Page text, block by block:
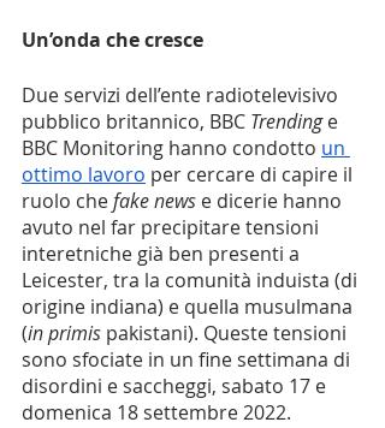
Un’onda che cresce
Due servizi dell’ente radiotelevisivo
pubblico britannico, BBC Trending e
BBC Monitoring hanno condotto un
ottimo lavoro per cercare di capire il
ruolo che fake news e dicerie hanno
avuto nel far precipitare tensioni
interetniche già ben presenti a
Leicester, tra la comunità induista (di
origine indiana) e quella musulmana
(in primis pakistani). Queste tensioni
sono sfociate in un fine settimana di
disordini e saccheggi, sabato 17 e
domenica 18 settembre 2022.